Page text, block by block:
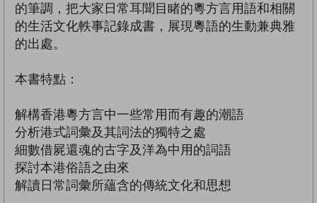
的筆調，把大家日常耳聞目睹的粵方言用語和相關
的生活文化軼事記錄成書，展現粵語的生動兼典雅
的出處。
本書特點：
解構香港粵方言中一些常用而有趣的潮語
分析港式詞彙及其詞法的獨特之處
細數借屍還魂的古字及洋為中用的詞語
探討本港俗語之由來
解讀日常詞彙所蘊含的傳統文化和思想